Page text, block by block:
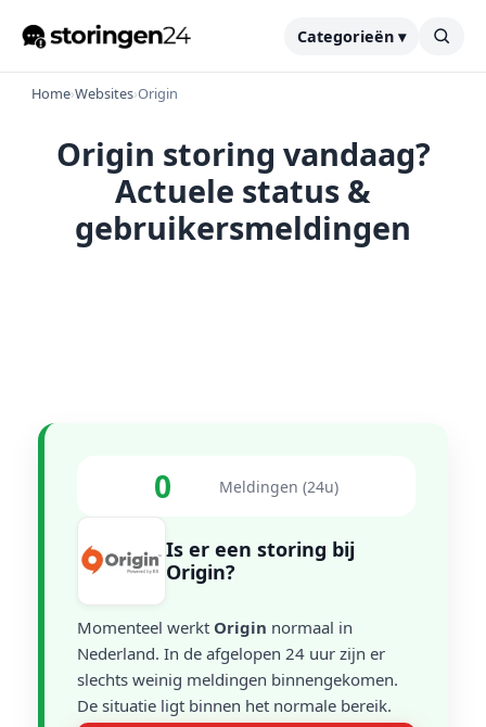
Categorieën ▾
Home›Websites›Origin
Origin storing vandaag?
Actuele status &
gebruikersmeldingen
0 Meldingen (24u)
Is er een storing bij
Origin?
Momenteel werkt Origin normaal in
Nederland. In de afgelopen 24 uur zijn er
slechts weinig meldingen binnengekomen.
De situatie ligt binnen het normale bereik.